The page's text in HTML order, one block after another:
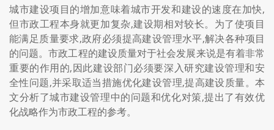
城市建设项目的增加意味着城市开发和建设的速度在加快,
但市政工程本身就更加复杂,建设期相对较长。为了使项目
能满足质量要求,政府必须提高建设管理水平,解决各种项目
的问题。市政工程的建设质量对于社会发展来说是有着非常
重要的作用的,因此建设部门必须要深入研究建设管理和安
全性问题,并采取适当措施优化建设管理,提高建设质量。本
文分析了城市建设管理中的问题和优化对策,提出了有效优
化战略作为市政工程的参考。